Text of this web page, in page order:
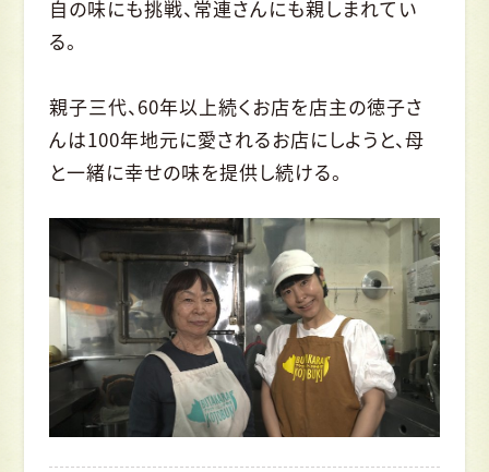
自の味にも挑戦、常連さんにも親しまれてい
る。
親子三代、60年以上続くお店を店主の徳子さ
んは100年地元に愛されるお店にしようと、母
と一緒に幸せの味を提供し続ける。